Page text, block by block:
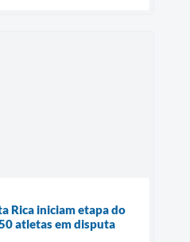
Rica iniciam etapa do
atletas em disputa